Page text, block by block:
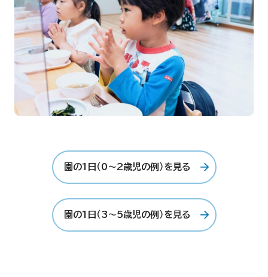
園の1日（0〜2歳児の例）を見る
園の1日（3〜5歳児の例）を見る